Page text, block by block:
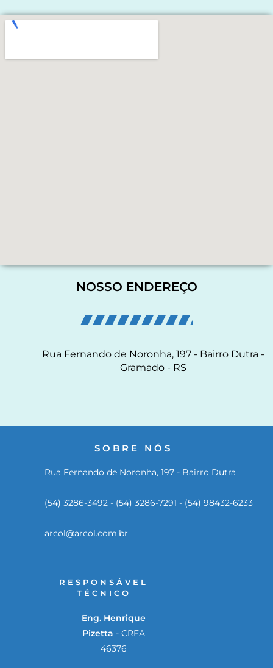
NOSSO ENDEREÇO
Rua Fernando de Noronha, 197 - Bairro Dutra -
Gramado - RS
SOBRE NÓS
Rua Fernando de Noronha, 197 - Bairro Dutra
(54) 3286-3492 - (54) 3286-7291 - (54) 98432-6233
arcol@arcol.com.br
RESPONSÁVEL
TÉCNICO
Eng. Henrique
Pizetta - CREA
46376